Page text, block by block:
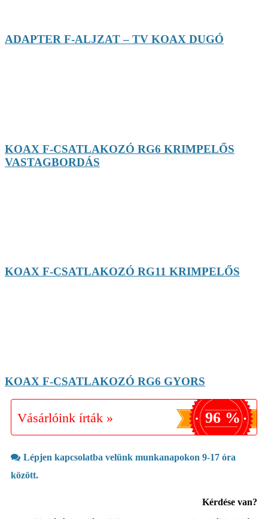
ADAPTER F-ALJZAT – TV KOAX DUGÓ
KOAX F-CSATLAKOZÓ RG6 KRIMPELŐS
VASTAGBORDÁS
KOAX F-CSATLAKOZÓ RG11 KRIMPELŐS
KOAX F-CSATLAKOZÓ RG6 GYORS
Vásárlóink írták » 96 %
Lépjen kapcsolatba velünk munkanapokon 9-17 óra
között.
Kérdése van?